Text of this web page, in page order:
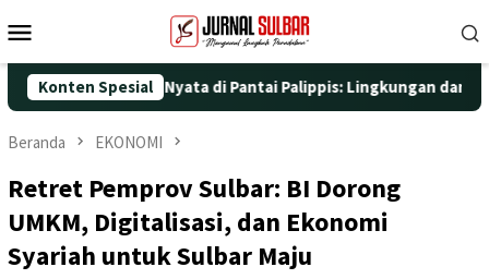
ke
Mobile
Konten Spesial
Aksi Nyata di Pantai Palippis: Lingkungan dan Kesehatan
Beranda EKONOMI
Retret Pemprov Sulbar: BI Dorong
UMKM, Digitalisasi, dan Ekonomi
Syariah untuk Sulbar Maju